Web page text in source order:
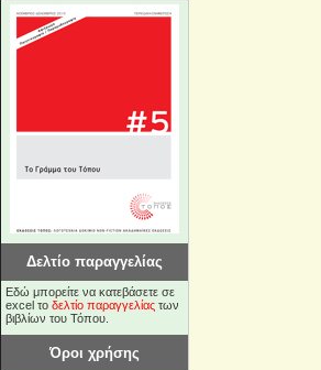
Δελτίο παραγγελίας
Εδώ μπορείτε να κατεβάσετε σε
excel το δελτίο παραγγελίας των
βιβλίων του Τόπου.
Όροι χρήσης